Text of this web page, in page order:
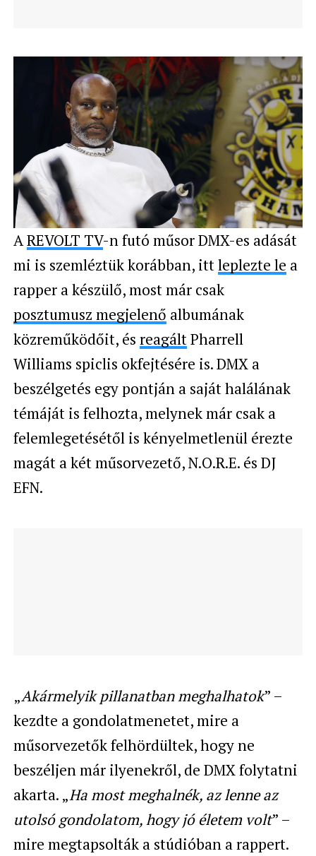
A REVOLT TV-n futó műsor DMX-es adását
mi is szemléztük korábban, itt leplezte le a
rapper a készülő, most már csak
posztumusz megjelenő albumának
közreműködőit, és reagált Pharrell
Williams spiclis okfejtésére is. DMX a
beszélgetés egy pontján a saját halálának
témáját is felhozta, melynek már csak a
felemlegetésétől is kényelmetlenül érezte
magát a két műsorvezető, N.O.R.E. és DJ
EFN.
„Akármelyik pillanatban meghalhatok” –
kezdte a gondolatmenetet, mire a
műsorvezetők felhördültek, hogy ne
beszéljen már ilyenekről, de DMX folytatni
akarta. „Ha most meghalnék, az lenne az
utolsó gondolatom, hogy jó életem volt” –
mire megtapsolták a stúdióban a rappert.